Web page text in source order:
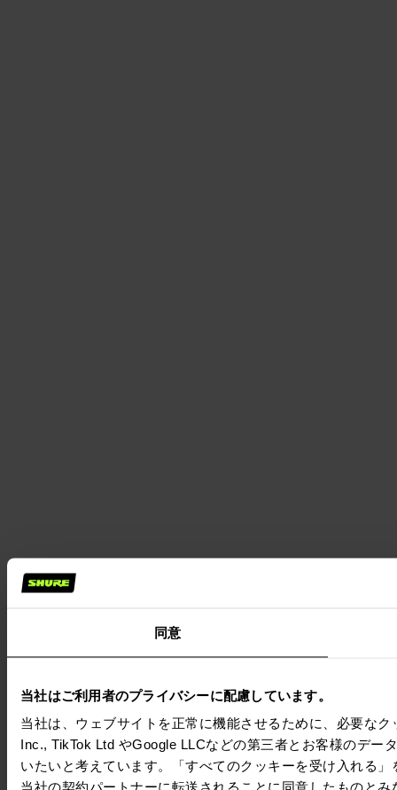
同意
当社はご利用者のプライバシーに配慮しています。
当社は、ウェブサイトを正常に機能させるために、必要な
Inc., TikTok Ltd やGoogle LLCなどの第三者とお客様のデー
いたいと考えています。「すべてのクッキーを受け入れる
当社の契約パートナーに転送されることに同意したものと